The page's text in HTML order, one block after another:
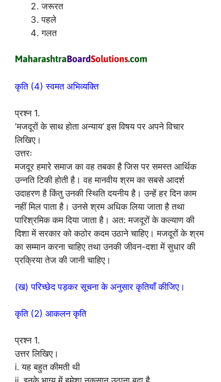
जरूरत
पहले
गलत
कृति (4) स्वमत अभिव्यक्ति
प्रश्न 1.
‘मजदूरों के साथ होता अन्याय’ इस विषय पर अपने विचार
लिखिए।
उत्तरः
मजदूर हमारे समाज का वह तबका है जिस पर समस्त आर्थिक
उन्नति टिकी होती है। वह मानवीय श्रम का सबसे आदर्श
उदाहरण है किंतु उनकी स्थिति दयनीय है। उन्हें हर दिन काम
नहीं मिल पाता है। उनसे श्रम अधिक लिया जाता है तथा
पारिश्रमिक कम दिया जाता है। अत: मजदूरों के कल्याण की
दिशा में सरकार को कठोर कदम उठाने चाहिए। मजदूरों के श्रम
का सम्मान करना चाहिए तथा उनकी जीवन-दशा में सुधार की
प्रक्रिया तेज की जानी चाहिए।
(ख) परिच्छेद पड़कर सूचना के अनुसार कृतियाँ कीजिए।
कृति (2) आकलन कृति
प्रश्न 1.
उत्तर लिखिए।
i. यह बहुत कीमती थी